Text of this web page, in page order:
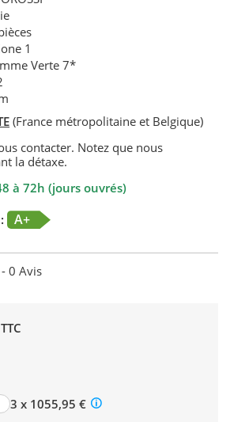
1
Verte 7*
(France métropolitaine et Belgique)
contacter. Notez que nous
la détaxe.
à 72h (jours ouvrés)
A+
- 0 Avis
TTC
3 x 1055,95 €